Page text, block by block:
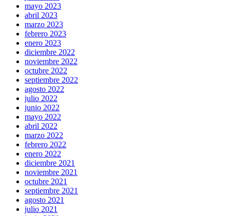
mayo 2023
abril 2023
marzo 2023
febrero 2023
enero 2023
diciembre 2022
noviembre 2022
octubre 2022
septiembre 2022
agosto 2022
julio 2022
junio 2022
mayo 2022
abril 2022
marzo 2022
febrero 2022
enero 2022
diciembre 2021
noviembre 2021
octubre 2021
septiembre 2021
agosto 2021
julio 2021